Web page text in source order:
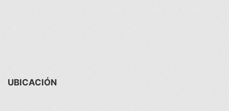
UBICACIÓN